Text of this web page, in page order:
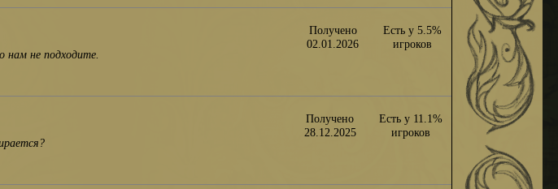
не подходите.
Получено
02.01.2026
Есть у 5.5%
игроков
Получено
28.12.2025
Есть у 11.1%
игроков